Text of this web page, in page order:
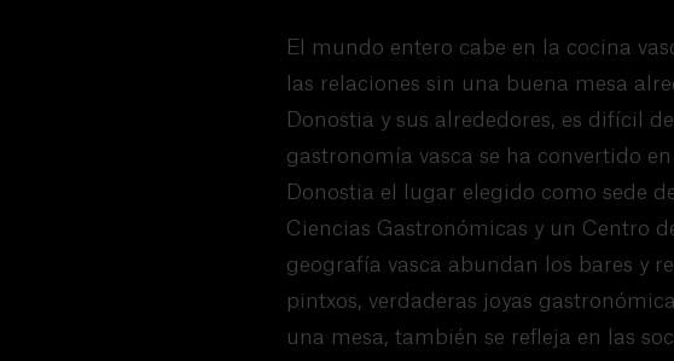
El mundo entero cabe en la cocina
las relaciones sin una buena mesa
Donostia y sus alrededores, es difícil
gastronomía vasca se ha convertido
Donostia el lugar elegido como sede
Ciencias Gastronómicas y un Centro
geografía vasca abundan los bares y
pintxos, verdaderas joyas
una mesa, también se refleja en las